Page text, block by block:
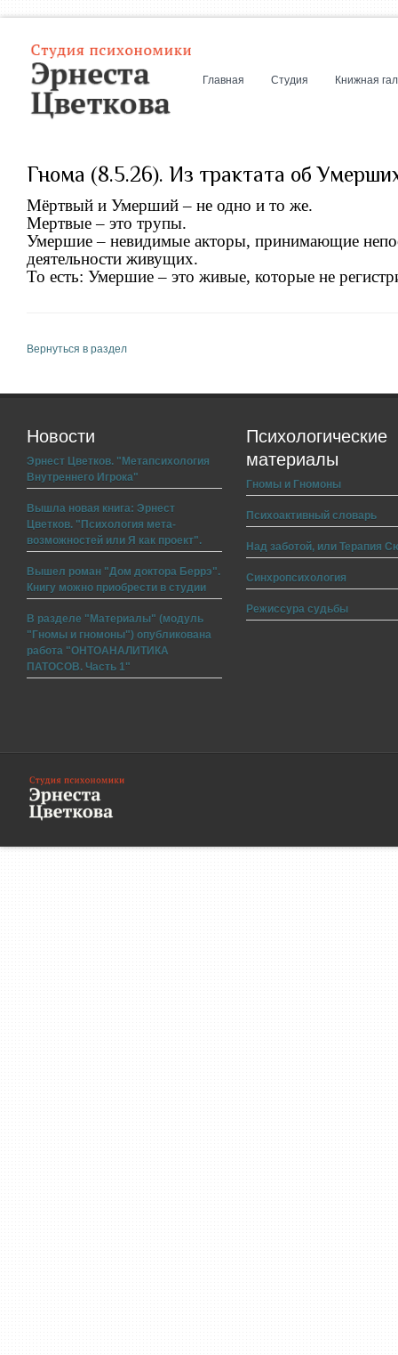
Главная Студия Книжная
Гнома (8.5.26). Из трактата об
Мёртвый и Умерший – не одно и то же.
Мертвые – это трупы.
Умершие – невидимые акторы, принимающие
деятельности живущих.
То есть: Умершие – это живые, которые не
Вернуться в раздел
Новости
Эрнест Цветков. "Метапсихология
Внутреннего Игрока"
Вышла новая книга: Эрнест
Цветков. "Психология мета-
возможностей или Я как проект".
Вышел роман "Дом доктора Беррэ".
Книгу можно приобрести в студии
В разделе "Материалы" (модуль
"Гномы и гномоны") опубликована
работа "ОНТОАНАЛИТИКА
ПАТОСОВ. Часть 1"
Психологические
материалы
Гномы и Гномоны
Психоактивный словарь
Над заботой, или Терапия
Синхропсихология
Режиссура судьбы